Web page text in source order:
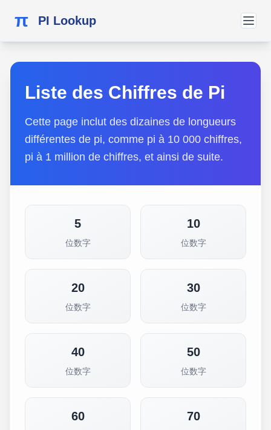
π PI Lookup
Liste des Chiffres de Pi
Cette page inclut des dizaines de longueurs
différentes de pi, comme pi à 10 000 chiffres,
pi à 1 million de chiffres, et ainsi de suite.
5
位数字
10
位数字
20
位数字
30
位数字
40
位数字
50
位数字
60 70